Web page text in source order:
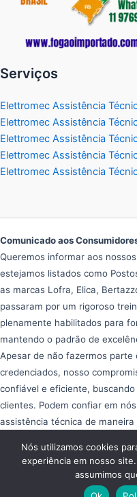
Serviços
Elettromec Assistência
Elettromec Assistência
Elettromec Assistência
Elettromec Assistência
Elettromec Assistência
Comunicado aos
Queremos informar aos
estejamos listados como
as marcas Lofra, Elica,
passaram por um rigoroso
plenamente habilitados para
mantendo o padrão de
Apesar de não fazermos
credenciados, nosso
confiável e eficiente,
clientes. Podem confiar em
assistência técnica de
forma possível,
Copyright © 2026
Nós utilizamos cookies
experiência em nosso
assumimos